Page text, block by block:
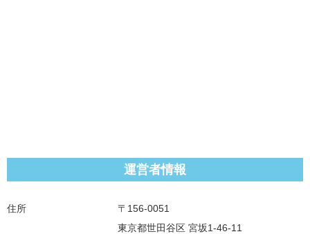
運営者情報
住所
〒156-0051
東京都世田谷区 宮坂1-46-11